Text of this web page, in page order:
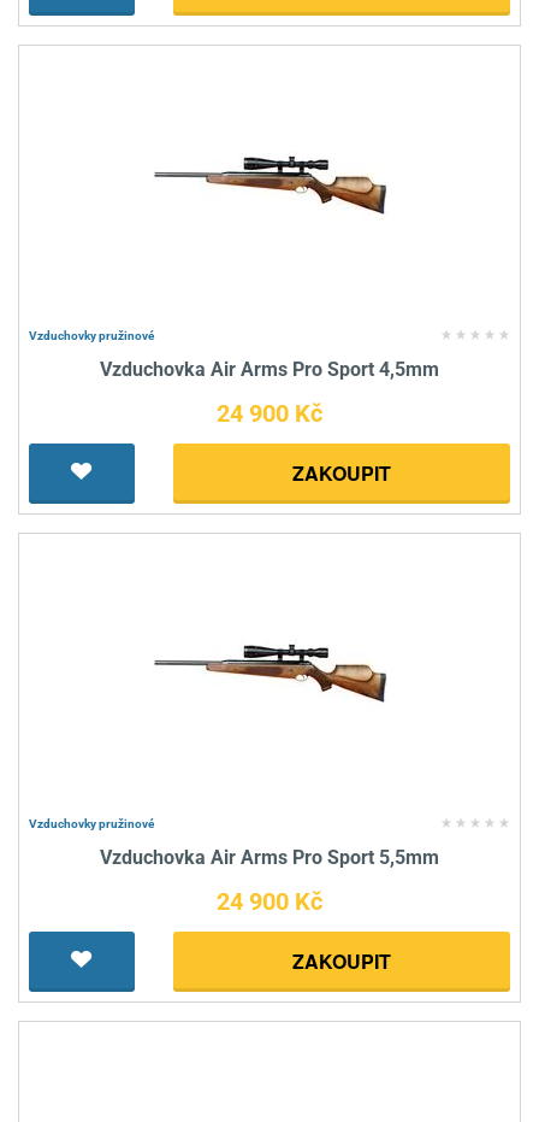
Vzduchovky pružinové
Vzduchovka Air Arms Pro Sport 4,5mm
24 900 Kč
ZAKOUPIT
Vzduchovky pružinové
Vzduchovka Air Arms Pro Sport 5,5mm
24 900 Kč
ZAKOUPIT